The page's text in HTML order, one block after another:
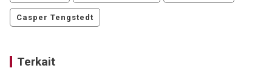
Casper Tengstedt
Terkait